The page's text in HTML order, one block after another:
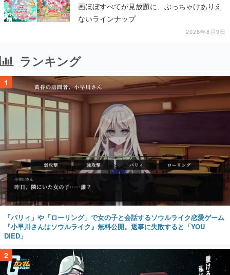
画ほぼすべてが見放題に、ぶっちゃけありえ
ないラインナップ
2026年8月9日
ランキング
1
「パリィ」や「ローリング」で女の子と会話するソウルライク恋愛ゲーム
『小早川さんはソウルライク』無料公開。返事に失敗すると「YOU
DIED」
2